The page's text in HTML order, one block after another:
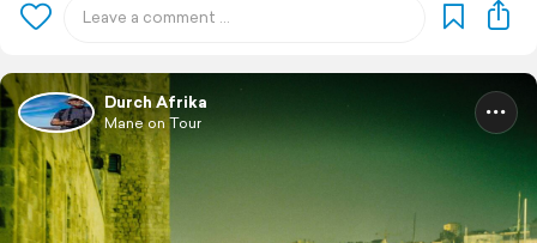
Durch Afrika
Mane on Tour